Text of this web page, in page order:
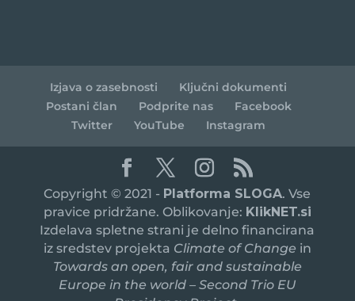
Izjava o zasebnosti
Ključni dokumenti
Postani član
Podprite nas
Facebook
Twitter
YouTube Instagram
Copyright © 2021 - Platforma SLOGA. Vse
pravice pridržane. Oblikovanje: KlikNET.si
Izdelava spletne strani je delno financirana
iz sredstev projekta Climate of Change in
Towards an open, fair and sustainable
Europe in the world – Second Trio EU